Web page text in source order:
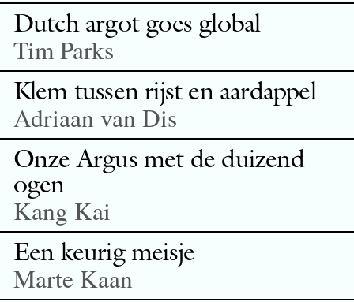
Dutch argot goes global
Tim Parks
Klem tussen rijst en aardappel
Adriaan van Dis
Onze Argus met de duizend
ogen
Kang Kai
Een keurig meisje
Marte Kaan